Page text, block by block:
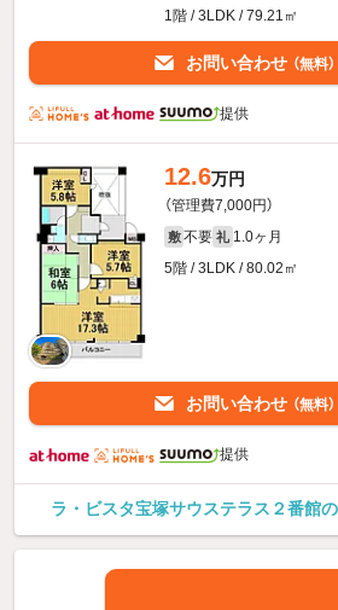
1階 / 3LDK / 79.21㎡
お問い合わせ （無料）
提供
12.6万円
（管理費7,000円）
敷 不要 礼 1.0ヶ月
5階 / 3LDK / 80.02㎡
お問い合わせ （無料）
提供
ラ・ビスタ宝塚サウステラス２番館